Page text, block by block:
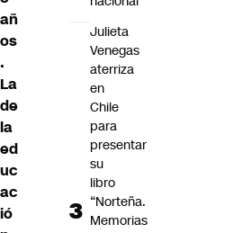
añ
os
.
La
de
la
ed
uc
ac
ió
Julieta
Venegas
aterriza
en
Chile
para
presentar
su
libro
“Norteña.
Memorias